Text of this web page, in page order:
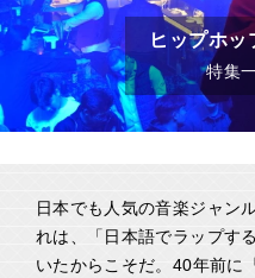
ヒップホッ
特集
日本でも人気の音楽ジャン
れは、「日本語でラップす
いたからこそだ。40年前に